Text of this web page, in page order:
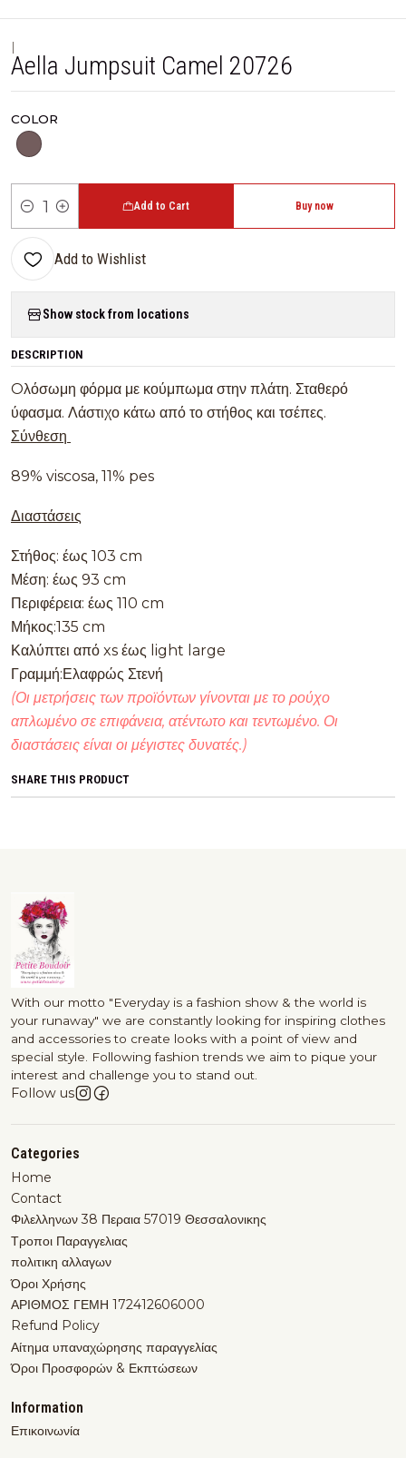
|
Aella Jumpsuit Camel 20726
COLOR
Quantity
Add to Cart Buy now
Add to Wishlist
Show stock from locations
DESCRIPTION
Oλόσωμη φόρμα με κούμπωμα στην πλάτη. Σταθερό
ύφασμα. Λάστιχο κάτω από το στήθος και τσέπες.
Σύνθεση
89% viscosa, 11% pes
Διαστάσεις
Στήθος: έως 103 cm
Μέση: έως 93 cm
Περιφέρεια: έως 110 cm
Μήκος:135 cm
Καλύπτει από xs έως light large
Γραμμή:Ελαφρώς Στενή
(Οι μετρήσεις των προϊόντων γίνονται με το ρούχο
απλωμένο σε επιφάνεια, ατέντωτο και τεντωμένο. Οι
διαστάσεις είναι οι μέγιστες δυνατές.)
SHARE THIS PRODUCT
With our motto "Everyday is a fashion show & the world is
your runaway" we are constantly looking for inspiring clothes
and accessories to create looks with a point of view and
special style. Following fashion trends we aim to pique your
interest and challenge you to stand out.
Follow us
Categories
Home
Contact
Φιλελληνων 38 Περαια 57019 Θεσσαλονικης
Τροποι Παραγγελιας
πολιτικη αλλαγων
Όροι Χρήσης
ΑΡΙΘΜΟΣ ΓΕΜΗ 172412606000
Refund Policy
Αίτημα υπαναχώρησης παραγγελίας
Όροι Προσφορών & Εκπτώσεων
Information
Επικοινωνία